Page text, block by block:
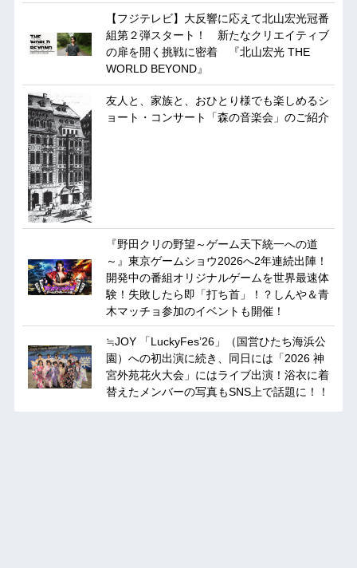
【フジテレビ】大反響に応えて北山宏光冠番
組第２弾スタート！ 新たなクリエイティブ
の扉を開く挑戦に密着 『北山宏光 THE
WORLD BEYOND』
友人と、家族と、おひとり様でも楽しめるシ
ョート・コンサート「森の音楽会」のご紹介
『野田クリの野望～ゲーム天下統一への道
～』東京ゲームショウ2026へ2年連続出陣！
開発中の番組オリジナルゲームを世界最速体
験！失敗したら即「打ち首」！？しんや＆青
木マッチョ参加のイベントも開催！
≒JOY 「LuckyFes’26」（国営ひたち海浜公
園）への初出演に続き、同日には「2026 神
宮外苑花火大会」にはライブ出演！浴衣に着
替えたメンバーの写真もSNS上で話題に！！